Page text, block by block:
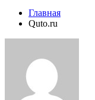
Главная
Quto.ru